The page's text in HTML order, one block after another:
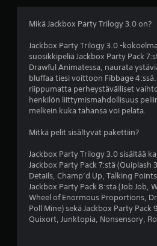
Mikä Jackbox Party Trilogy 3.0 on?
Jackbox Party Trilogy 3.0 -
suosikkipeliä Jackbox Party Pack
Drawful Animatessa, naurata
bluffaa tiesi voittoon Fibbage
riippumatta perheystävälliset
henkilön liittymismahdollisuus
melkein kuka tahansa voi pelata.
Mitkä pelit sisältyvät pakettiin?
Jackbox Party Trilogy 3.0 sisältää
Jackbox Party Pack 7:stä (Quiplash
Details, Champ’d Up, Talking
Jackbox Party Pack 8:sta (Job Job,
Wheel of Enormous Proportions,
Poll Mine) sekä Jackbox Party Pack
Quixort, Junktopia, Nonsensory,